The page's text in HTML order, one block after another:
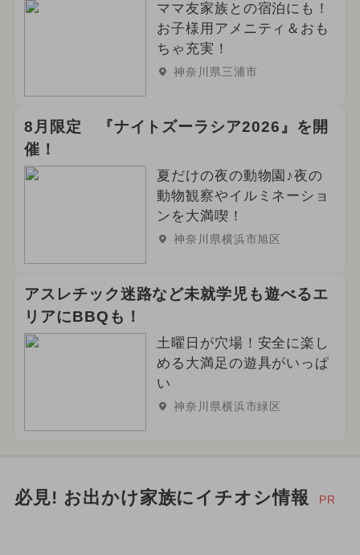
ママ友家族との宿泊にも！
お子様用アメニティ＆おも
ちゃ充実！
神奈川県三浦市
8月限定 『ナイトズーラシア2026』を開
催！
夏だけの夜の動物園♪夜の
動物観察やイルミネーショ
ンを大満喫！
神奈川県横浜市旭区
アスレチック迷路など未就学児も遊べるエ
リアにBBQも！
土曜日が穴場！安全に楽し
める大満足の遊具がいっぱ
い
神奈川県横浜市緑区
必見! お出かけ家族にイチオシ情報 PR